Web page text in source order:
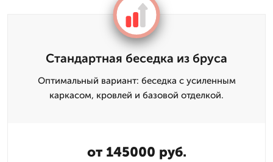
Стандартная беседка из бруса
Оптимальный вариант: беседка с усиленным
каркасом, кровлей и базовой отделкой.
от 145000 руб.